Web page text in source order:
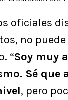
oficiales
no
“Soy muy
Sé que
, pero